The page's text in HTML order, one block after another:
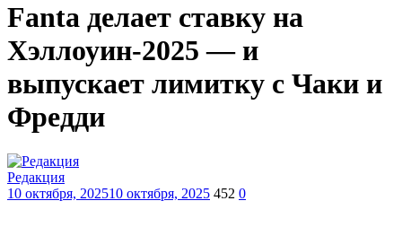
Fanta делает ставку на
Хэллоуин-2025 — и
выпускает лимитку с Чаки и
Фредди
Редакция
10 октября, 202510 октября, 2025 452 0